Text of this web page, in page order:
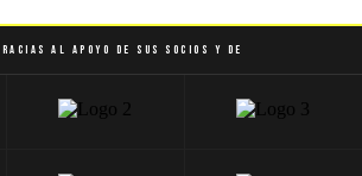
al apoyo de sus socios y de